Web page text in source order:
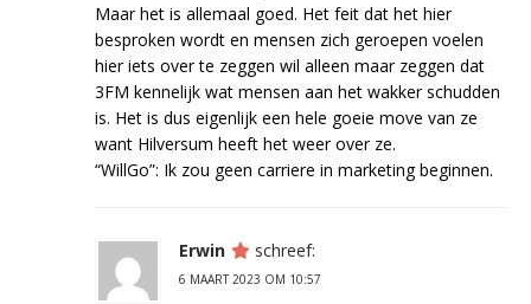
Maar het is allemaal goed. Het feit dat het hier
besproken wordt en mensen zich geroepen voelen
hier iets over te zeggen wil alleen maar zeggen dat
3FM kennelijk wat mensen aan het wakker schudden
is. Het is dus eigenlijk een hele goeie move van ze
want Hilversum heeft het weer over ze.
“WillGo”: Ik zou geen carriere in marketing beginnen.
Erwin schreef:
6 MAART 2023 OM 10:57